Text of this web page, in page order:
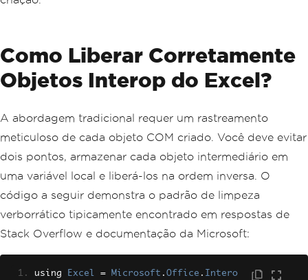
Como Liberar Corretamente
Objetos Interop do Excel?
A abordagem tradicional requer um rastreamento
meticuloso de cada objeto COM criado. Você deve evitar
dois pontos, armazenar cada objeto intermediário em
uma variável local e liberá-los na ordem inversa. O
código a seguir demonstra o padrão de limpeza
verborrático tipicamente encontrado em respostas de
Stack Overflow e documentação da Microsoft:
using Excel = Microsoft . Office . Intero